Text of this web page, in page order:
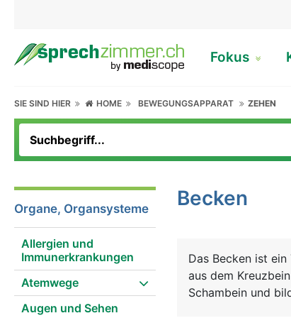
Fokus
SIE SIND HIER HOME BEWEGUNGSAPPARAT ZEHEN
Organe, Organsysteme
Allergien und
Immunerkrankungen
Atemwege
Augen und Sehen
Becken
Das Becken ist
aus dem
Schambein und